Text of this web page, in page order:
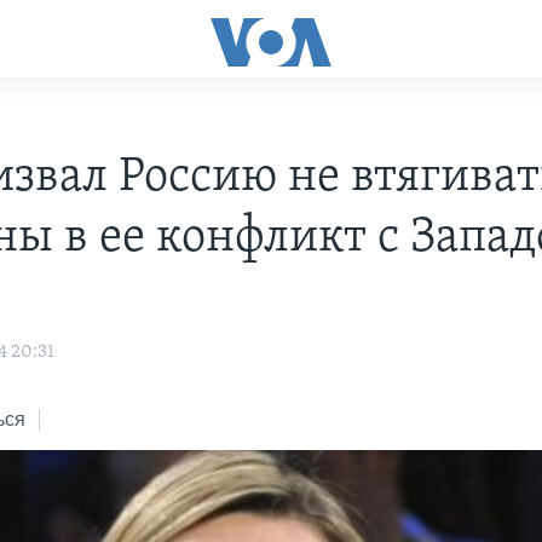
Россию не
в ее конфликт с
20:31